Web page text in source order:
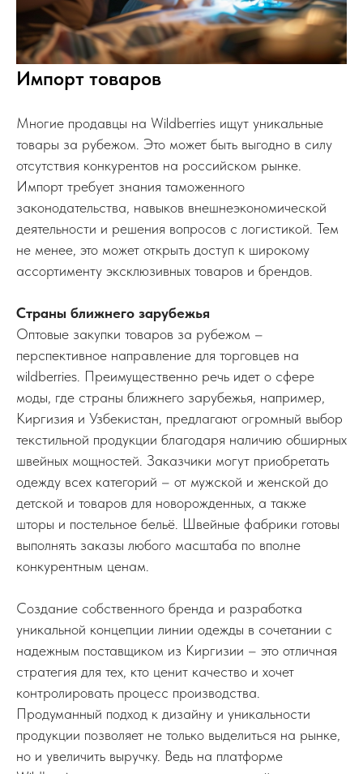
Импорт товаров
Многие продавцы на Wildberries ищут уникальные
товары за рубежом. Это может быть выгодно в силу
отсутствия конкурентов на российском рынке.
Импорт требует знания таможенного
законодательства, навыков внешнеэкономической
деятельности и решения вопросов с логистикой. Тем
не менее, это может открыть доступ к широкому
ассортименту эксклюзивных товаров и брендов.
Страны ближнего зарубежья
Оптовые закупки товаров за рубежом –
перспективное направление для торговцев на
wildberries. Преимущественно речь идет о сфере
моды, где страны ближнего зарубежья, например,
Киргизия и Узбекистан, предлагают огромный выбор
текстильной продукции благодаря наличию обширных
швейных мощностей. Заказчики могут приобретать
одежду всех категорий – от мужской и женской до
детской и товаров для новорожденных, а также
шторы и постельное бельё. Швейные фабрики готовы
выполнять заказы любого масштаба по вполне
конкурентным ценам.
Создание собственного бренда и разработка
уникальной концепции линии одежды в сочетании с
надежным поставщиком из Киргизии – это отличная
стратегия для тех, кто ценит качество и хочет
контролировать процесс производства.
Продуманный подход к дизайну и уникальности
продукции позволяет не только выделиться на рынке,
но и увеличить выручку. Ведь на платформе